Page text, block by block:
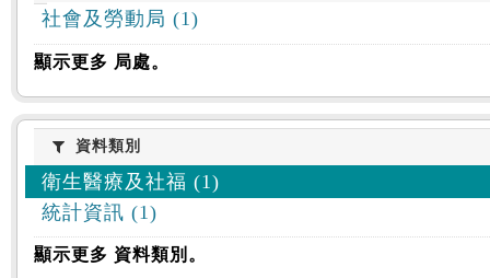
社會及勞動局 (1)
顯示更多 局處。
資料類別
資料類別
衛生醫療及社福 (1)
統計資訊 (1)
顯示更多 資料類別。